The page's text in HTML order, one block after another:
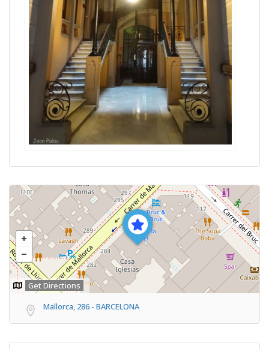
Get Directions
Mallorca, 286 - BARCELONA